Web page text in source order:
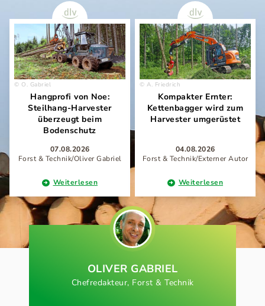
Forst&Technik
O. Gabriel
Hangprofi von Noe:
Steilhang-Harvester
überzeugt beim
Bodenschutz
07.08.2026
Forst & Technik/Oliver Gabriel
Weiterlesen
A. Friedrich
Kompakter Ernter:
Kettenbagger wird zum
Harvester umgerüstet
04.08.2026
Forst & Technik/Externer Autor
Weiterlesen
OLIVER GABRIEL
Chefredakteur, Forst & Technik